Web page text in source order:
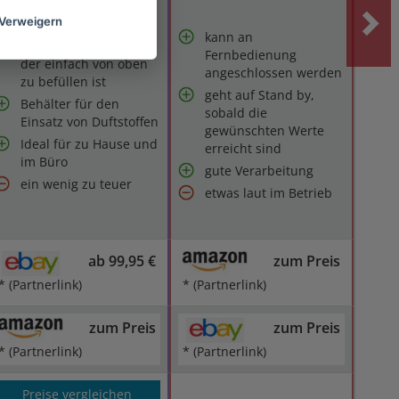
der einfach von oben
zu befüllen ist
Behälter für den
Einsatz von Duftstoffen
Ideal für zu Hause und
im Büro
ein wenig zu teuer
kann an
Fernbedienung
angeschlossen werden
geht auf Stand by,
sobald die
gewünschten Werte
erreicht sind
gute Verarbeitung
etwas laut im Betrieb
ab 99,95 €
(Partnerlink)
zum Preis
* (Partnerlink)
zum Preis
(Partnerlink)
zum Preis
* (Partnerlink)
Preise vergleichen